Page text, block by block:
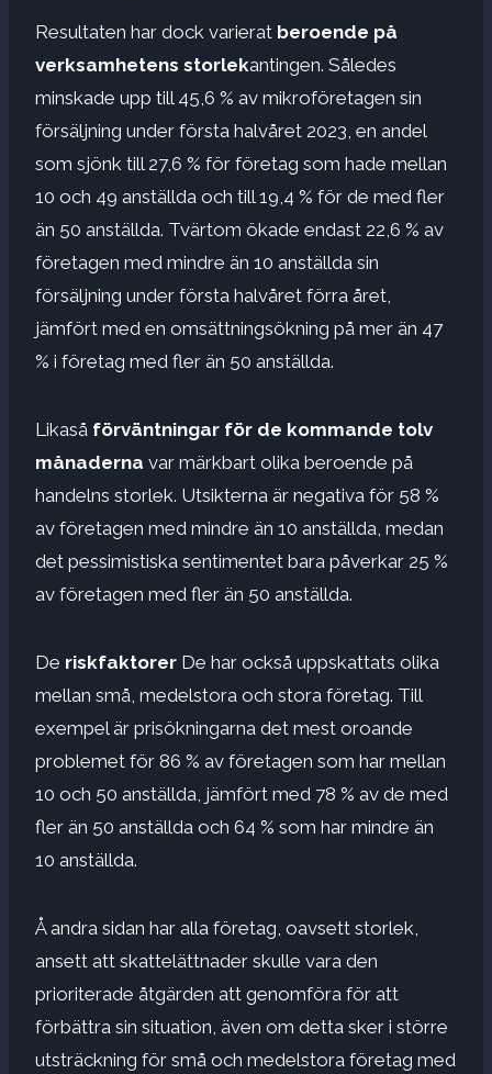
Resultaten har dock varierat beroende på
verksamhetens storlekantingen. Således
minskade upp till 45,6 % av mikroföretagen sin
försäljning under första halvåret 2023, en andel
som sjönk till 27,6 % för företag som hade mellan
10 och 49 anställda och till 19,4 % för de med fler
än 50 anställda. Tvärtom ökade endast 22,6 % av
företagen med mindre än 10 anställda sin
försäljning under första halvåret förra året,
jämfört med en omsättningsökning på mer än 47
% i företag med fler än 50 anställda.
Likaså förväntningar för de kommande tolv
månaderna var märkbart olika beroende på
handelns storlek. Utsikterna är negativa för 58 %
av företagen med mindre än 10 anställda, medan
det pessimistiska sentimentet bara påverkar 25 %
av företagen med fler än 50 anställda.
De riskfaktorer De har också uppskattats olika
mellan små, medelstora och stora företag. Till
exempel är prisökningarna det mest oroande
problemet för 86 % av företagen som har mellan
10 och 50 anställda, jämfört med 78 % av de med
fler än 50 anställda och 64 % som har mindre än
10 anställda.
Å andra sidan har alla företag, oavsett storlek,
ansett att skattelättnader skulle vara den
prioriterade åtgärden att genomföra för att
förbättra sin situation, även om detta sker i större
utsträckning för små och medelstora företag med